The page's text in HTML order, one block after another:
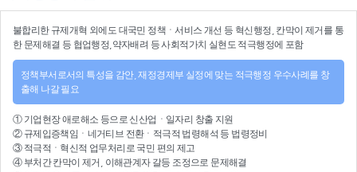
불합리한 규제개혁 외에도 대국민 정책ㆍ서비스 개선 등 혁신행정 , 칸막이 제거를 통
한 문제해결 등 협업행정 ,약자배려 등사회적가치 실현 도 적극행정에 포함
정책부서로서의 특성을 감안, 재정경제부 실정에 맞는 적극행정 우수사례를 창
출해 나갈 필요
① 기업현장 애로해소 등으로 신산업 ㆍ 일자리 창출 지원
② 규제입증책임 ㆍ 네거티브 전환ㆍ적극적 법령해석 등 법령정비
③ 적극적 ㆍ 혁신적 업무처리 로 국민 편의 제고
④ 부처간 칸막이 제거, 이해관계자 갈등 조정으로 문제해결